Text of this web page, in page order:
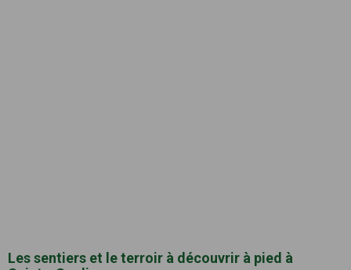
Les sentiers et le terroir à découvrir à pied à